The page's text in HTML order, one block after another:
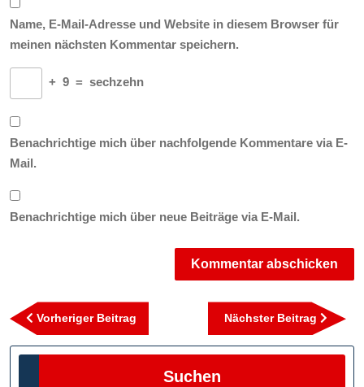
Name, E-Mail-Adresse und Website in diesem Browser für
meinen nächsten Kommentar speichern.
+ 9 = sechzehn
Benachrichtige mich über nachfolgende Kommentare via E-
Mail.
Benachrichtige mich über neue Beiträge via E-Mail.
Beitragsnavigation
Vorheriger Beitrag
Beitrag
Nächster Beitrag
Suchen